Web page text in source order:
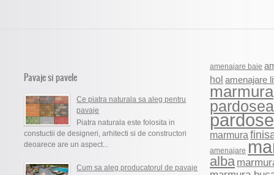
Pavaje si pavele
Ce piatra naturala sa aleg pentru
pavaje
Piatra naturala este folosita in
constuctii de designeri, arhitecti si de constructori
deoarece are un aspect...
Cum sa aleg producatorul de pavaje
amenajare baie
hol amenajare
marmura
marmura
amenajare
alba